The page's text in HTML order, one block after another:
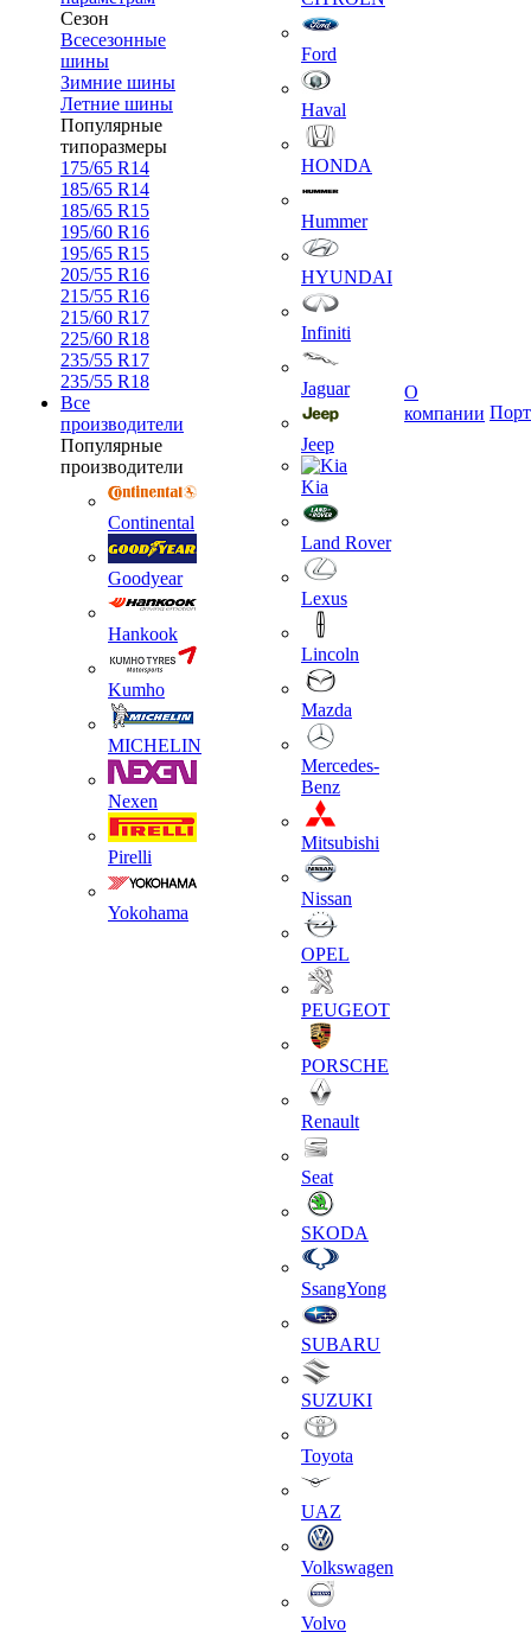
Сезон
Всесезонные
шины
Зимние шины
Летние шины
Популярные
типоразмеры
175/65 R14
185/65 R14
185/65 R15
195/60 R16
195/65 R15
205/55 R16
215/55 R16
215/60 R17
225/60 R18
235/55 R17
235/55 R18
Все
производители
Популярные
производители
Continental
Goodyear
Hankook
Kumho
MICHELIN
Nexen
Pirelli
Yokohama
Ford
Haval
HONDA
Hummer
HYUNDAI
Infiniti
Jaguar
Jeep
Kia
Land Rover
Lexus
Lincoln
Mazda
Mercedes-
Benz
Mitsubishi
Nissan
OPEL
PEUGEOT
PORSCHE
Renault
Seat
SKODA
SsangYong
SUBARU
SUZUKI
Toyota
UAZ
Volkswagen
Volvo
О
компании